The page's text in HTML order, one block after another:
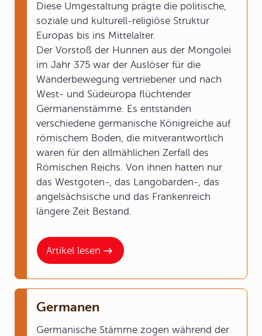
Artikel lesen
Diese Umgestaltung prägte die politische,
soziale und kulturell-religiöse Struktur
Europas bis ins Mittelalter.
Der Vorstoß der Hunnen aus der Mongolei
im Jahr 375 war der Auslöser für die
Wanderbewegung vertriebener und nach
West- und Südeuropa flüchtender
Germanenstämme. Es entstanden
verschiedene germanische Königreiche auf
römischem Boden, die mitverantwortlich
waren für den allmählichen Zerfall des
Römischen Reichs. Von ihnen hatten nur
das Westgoten-, das Langobarden-, das
angelsächsische und das Frankenreich
längere Zeit Bestand.
Germanen
Germanische Stämme zogen während der